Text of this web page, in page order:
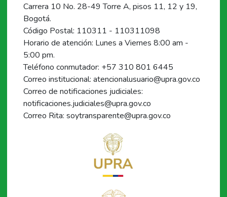
Carrera 10 No. 28-49 Torre A, pisos 11, 12 y 19,
Bogotá.
Código Postal: 110311 - 110311098
Horario de atención: Lunes a Viernes 8:00 am -
5:00 pm.
Teléfono conmutador: +57 310 801 6445
Correo institucional: atencionalusuario@upra.gov.co
Correo de notificaciones judiciales:
notificaciones.judiciales@upra.gov.co
Correo Rita: soytransparente@upra.gov.co